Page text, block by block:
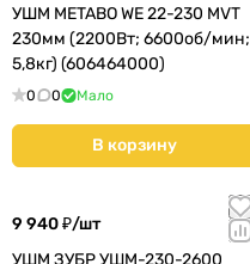
УШМ METABO WE 22-230 MVT
230мм (2200Вт; 6600об/мин;
5,8кг) (606464000)
0 0 Мало
В корзину
9 940 ₽/шт
УШМ ЗУБР УШМ-230-2600